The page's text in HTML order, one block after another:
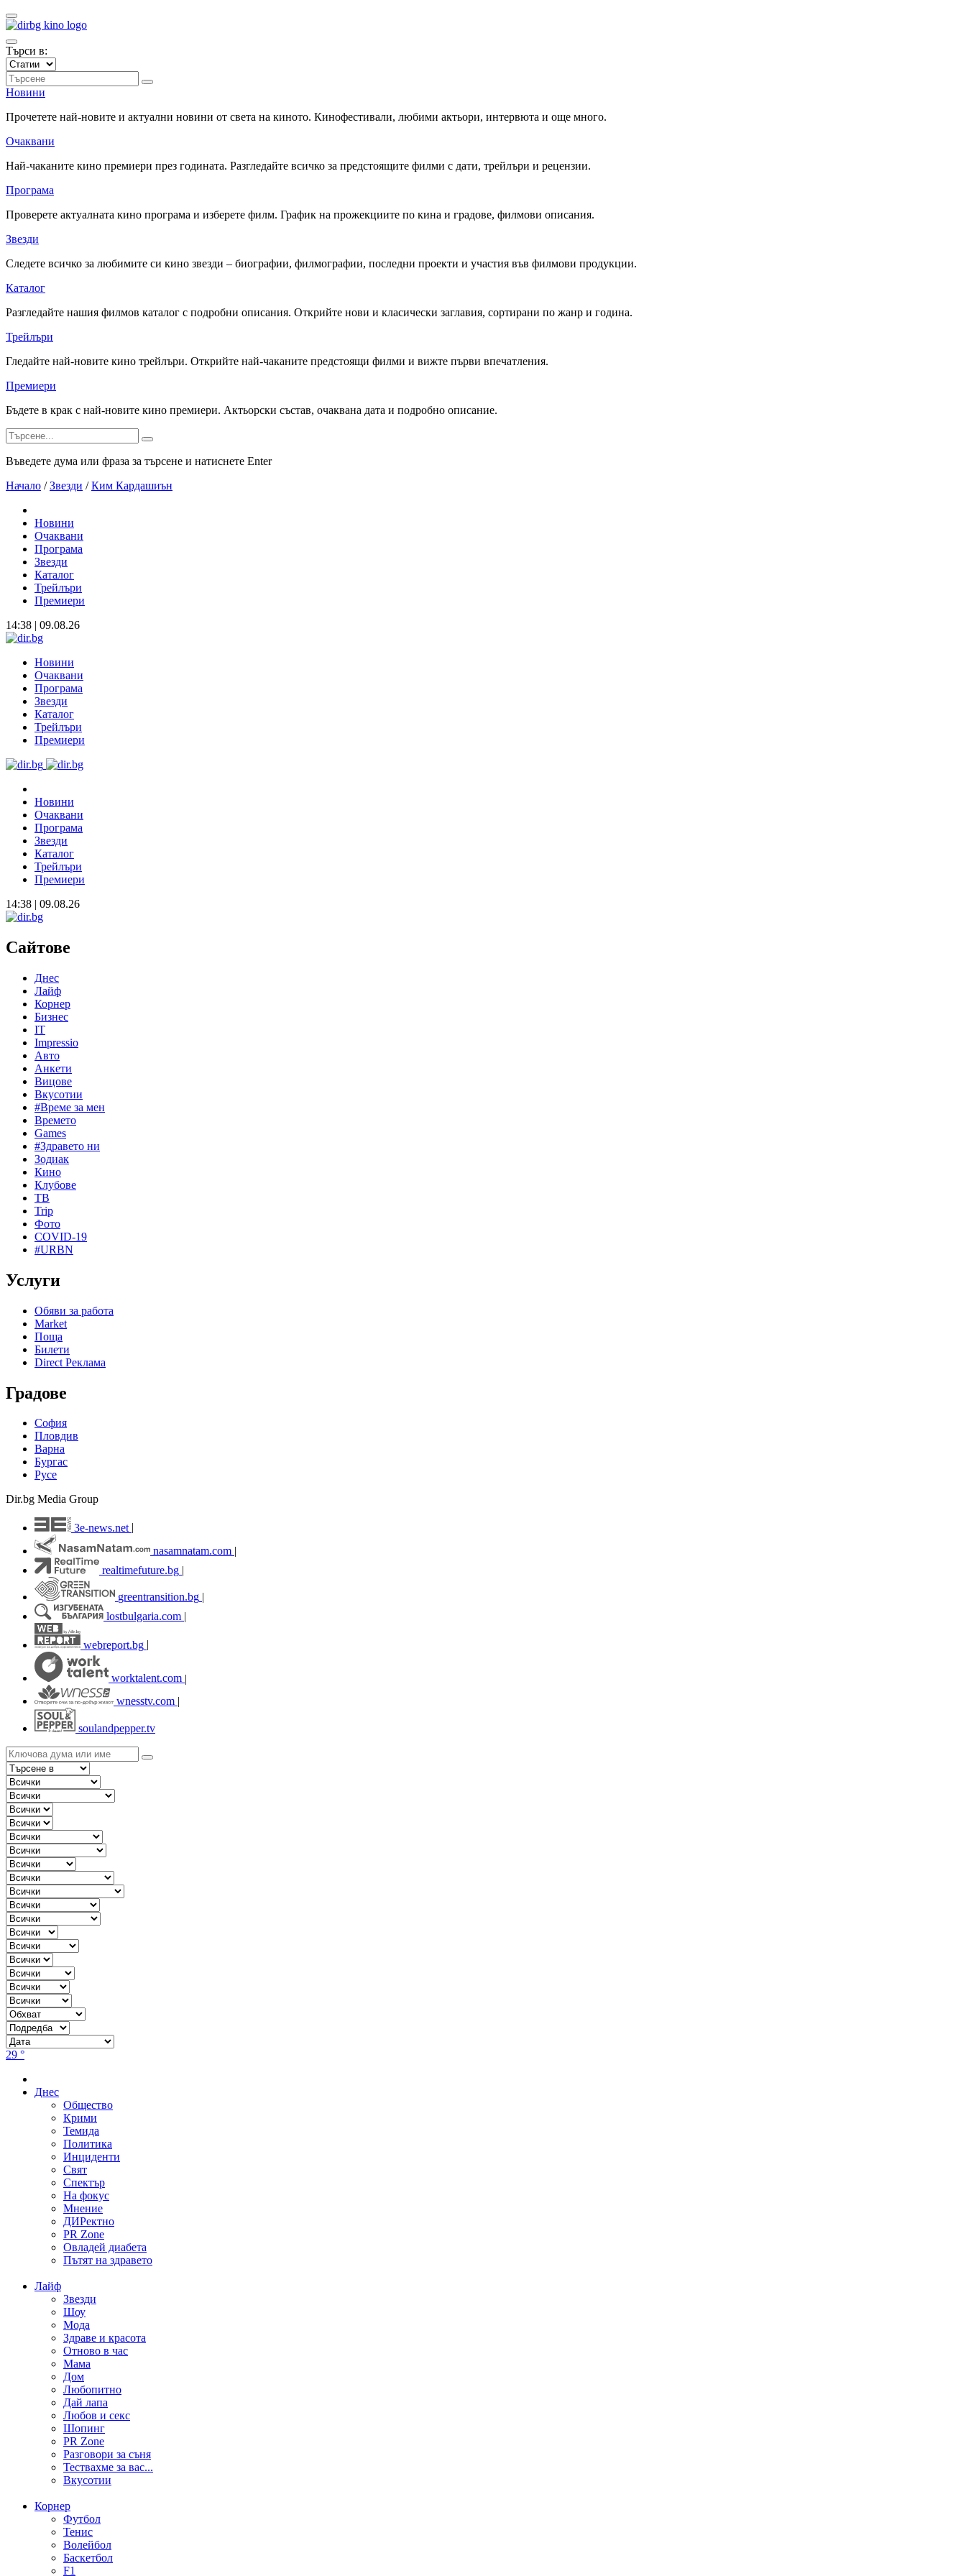
Търси в:
Новини
Прочетете най-новите и актуални новини от света на киното. Кинофестивали, любими актьори, интервюта и още много.
Очаквани
Най-чаканите кино премиери през годината. Разгледайте всичко за предстоящите филми с дати, трейлъри и рецензии.
Програма
Проверете актуалната кино програма и изберете филм. График на прожекциите по кина и градове, филмови описания.
Звезди
Следете всичко за любимите си кино звезди – биографии, филмографии, последни проекти и участия във филмови продукции.
Каталог
Разгледайте нашия филмов каталог с подробни описания. Открийте нови и класически заглавия, сортирани по жанр и година.
Трейлъри
Гледайте най-новите кино трейлъри. Открийте най-чаканите предстоящи филми и вижте първи впечатления.
Премиери
Бъдете в крак с най-новите кино премиери. Актьорски състав, очаквана дата и подробно описание.
Въведете дума или фраза за търсене и натиснете Enter
Начало / Звезди / Ким Кардашиън
Новини
Очаквани
Програма
Звезди
Каталог
Трейлъри
Премиери
14:38 | 09.08.26
Новини
Очаквани
Програма
Звезди
Каталог
Трейлъри
Премиери
Новини
Очаквани
Програма
Звезди
Каталог
Трейлъри
Премиери
14:38 | 09.08.26
Сайтове
Днес
Лайф
Корнер
Бизнес
IT
Impressio
Авто
Анкети
Вицове
Вкусотии
#Време за мен
Времето
Games
#Здравето ни
Зодиак
Кино
Клубове
ТВ
Trip
Фото
COVID-19
#URBN
Услуги
Обяви за работа
Market
Поща
Билети
Direct Реклама
Градове
София
Пловдив
Варна
Бургас
Русе
Dir.bg Media Group
3e-news.net
nasamnatam.com |
realtimefuture.bg |
greentransition.bg |
lostbulgaria.com |
webreport.bg
worktalent.com |
wnesstv.com |
soulandpepper.tv
29 °
Днес
Общество
Крими
Темида
Политика
Инциденти
Свят
Спектър
На фокус
Мнение
ДИРектно
PR Zone
Овладей диабета
Пътят на здравето
Лайф
Звезди
Шоу
Мода
Здраве и красота
Отново в час
Мама
Дом
Любопитно
Дай лапа
Любов и секс
Шопинг
PR Zone
Разговори за съня
Тествахме за вас...
Вкусотии
Корнер
Футбол
Тенис
Волейбол
Баскетбол
F1